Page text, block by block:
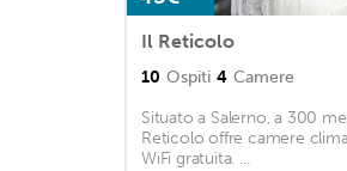
Il Reticolo
10 Ospiti 4 Camere
Situato a Salerno, a 300
Reticolo offre camere
WiFi gratuita. ...